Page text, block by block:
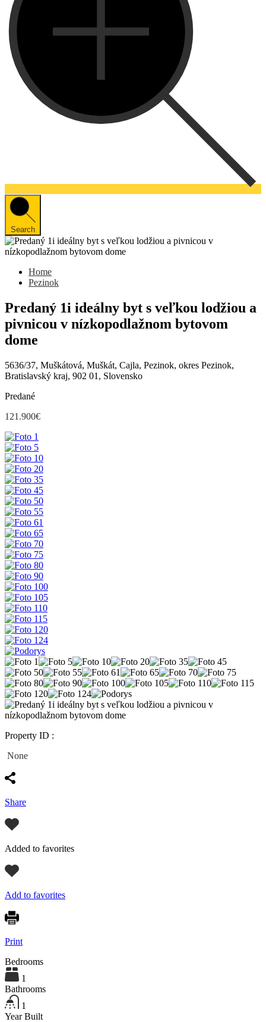
Search
Home
Pezinok
Predaný 1i ideálny byt s veľkou lodžiou a
pivnicou v nízkopodlažnom bytovom
dome
5636/37, Muškátová, Muškát, Cajla, Pezinok, okres Pezinok,
Bratislavský kraj, 902 01, Slovensko
Predané
121.900€
Property ID :
None
Share
Added to favorites
Add to favorites
Print
Bedrooms
1
Bathrooms
1
Year Built